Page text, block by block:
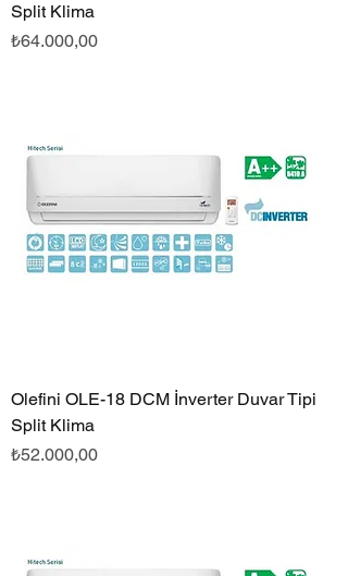
Split Klima
Fiyat
₺64.000,00
Olefini OLE-18 DCM İnverter Duvar Tipi
Split Klima
Fiyat
₺52.000,00